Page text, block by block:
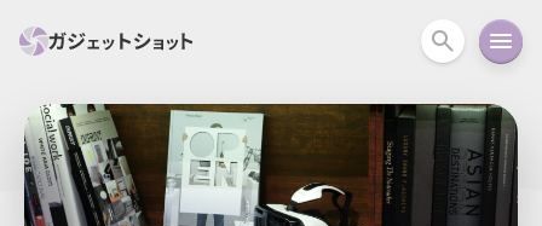
すべて スマホ PC関連 カメラ ウェアラ